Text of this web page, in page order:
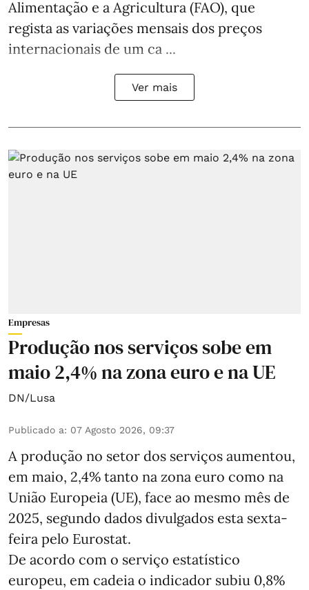
Alimentação e a Agricultura (FAO), que
regista as variações mensais dos preços
internacionais de um ca ...
Ver mais
Empresas
Produção nos serviços sobe em
maio 2,4% na zona euro e na UE
DN/Lusa
Publicado a: 07 Agosto 2026, 09:37
A produção no setor dos serviços aumentou,
em maio, 2,4% tanto na zona euro como na
União Europeia (UE), face ao mesmo mês de
2025, segundo dados divulgados esta sexta-
feira pelo Eurostat.
De acordo com o serviço estatístico
europeu, em cadeia o indicador subiu 0,8%